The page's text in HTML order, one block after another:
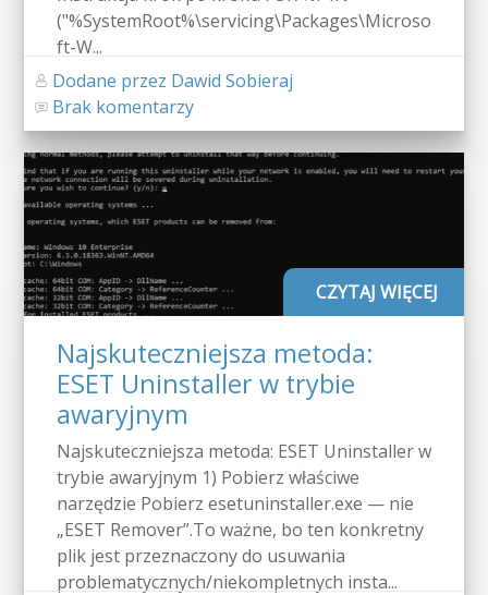
("%SystemRoot%\servicing\Packages\Microso
ft-W...
Dodane przez Dawid Sobieraj
Brak komentarzy
CZYTAJ WIĘCEJ
Najskuteczniejsza metoda:
ESET Uninstaller w trybie
awaryjnym
Najskuteczniejsza metoda: ESET Uninstaller w
trybie awaryjnym 1) Pobierz właściwe
narzędzie Pobierz esetuninstaller.exe — nie
„ESET Remover”.To ważne, bo ten konkretny
plik jest przeznaczony do usuwania
problematycznych/niekompletnych insta...